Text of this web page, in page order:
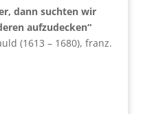
dann suchten wir
aufzudecken“
(1613 – 1680), franz.